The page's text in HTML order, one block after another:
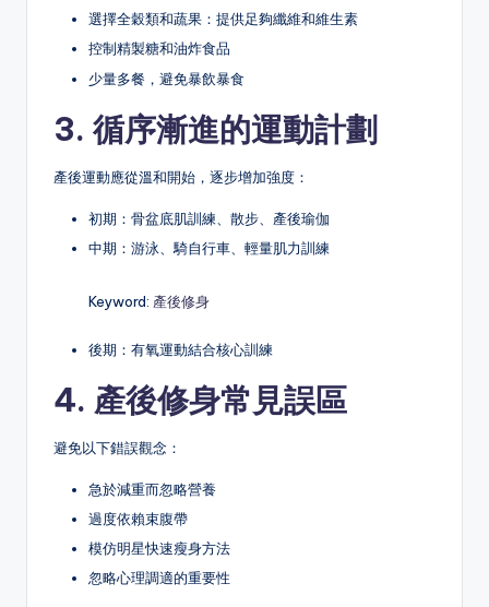
選擇全穀類和蔬果：提供足夠纖維和維生素
控制精製糖和油炸食品
少量多餐，避免暴飲暴食
3. 循序漸進的運動計劃
產後運動應從溫和開始，逐步增加強度：
初期：骨盆底肌訓練、散步、產後瑜伽
中期：游泳、騎自行車、輕量肌力訓練
Keyword: 產後修身
後期：有氧運動結合核心訓練
4. 產後修身常見誤區
避免以下錯誤觀念：
急於減重而忽略營養
過度依賴束腹帶
模仿明星快速瘦身方法
忽略心理調適的重要性